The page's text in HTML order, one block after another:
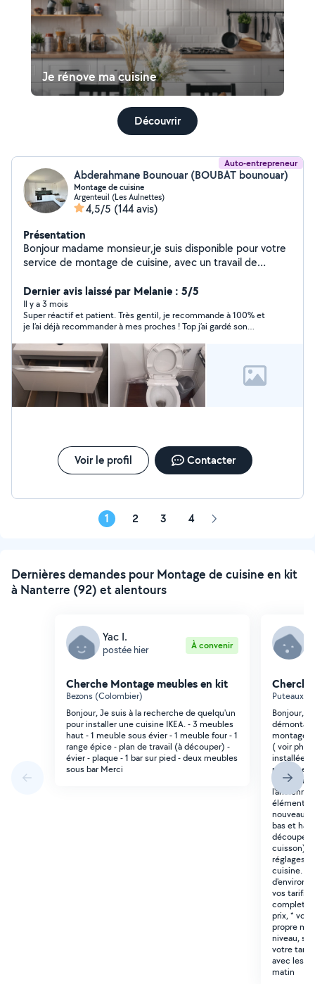
Je rénove ma cuisine
Découvrir
Auto-entrepreneur
Abderahmane Bounouar (BOUBAT bounouar)
Montage de cuisine
Argenteuil (Les Aulnettes)
4,5/5 (144 avis)
Présentation
Bonjour madame monsieur,je suis disponible pour votre
service de montage de cuisine, avec un travail de
Dernier avis laissé par Melanie : 5/5
Il y a 3 mois
Super réactif et patient. Très gentil, je recommande à 100% et
je l’ai déjà recommander à mes proches ! Top j’ai gardé son
le travail
Voir le profil Contacter
1 2 3 4 Page
Dernières demandes pour Montage de cuisine en kit
à Nanterre (92) et alentours
Yac I.
postée hier À convenir
Cherche Montage meubles en kit
Bezons (Colombier)
Bonjour, Je suis à la recherche de quelqu'un
pour installer une cuisine IKEA. - 3 meubles
haut - 1 meuble sous évier - 1 meuble four - 1
range épice - plan de travail (à découper) -
évier - plaque - 1 bar sur pied - deux meubles
sous bar Merci
Puteaux
Bonjour,
montage
( voir
installée
m de
l'ancienne
éléments
nouveaux
bas et
découpes
cuisson),
réglages,
cuisine.
d'environ
vos tarifs
complet, *
prix, * vos
propre
niveau,
votre tarif
avec les
matin